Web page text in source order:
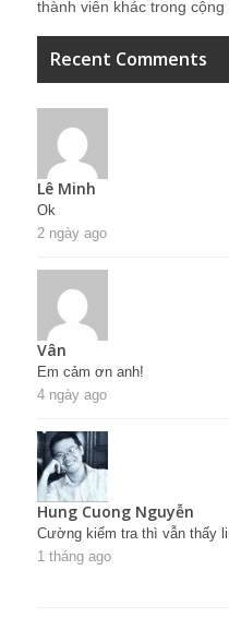
thành viên khác trong cộng
Recent Comments
Lê Minh
Ok
2 ngày ago
Vân
Em cảm ơn anh!
4 ngày ago
Hung Cuong Nguyễn
Cường kiểm tra thì vẫn thấy
1 tháng ago